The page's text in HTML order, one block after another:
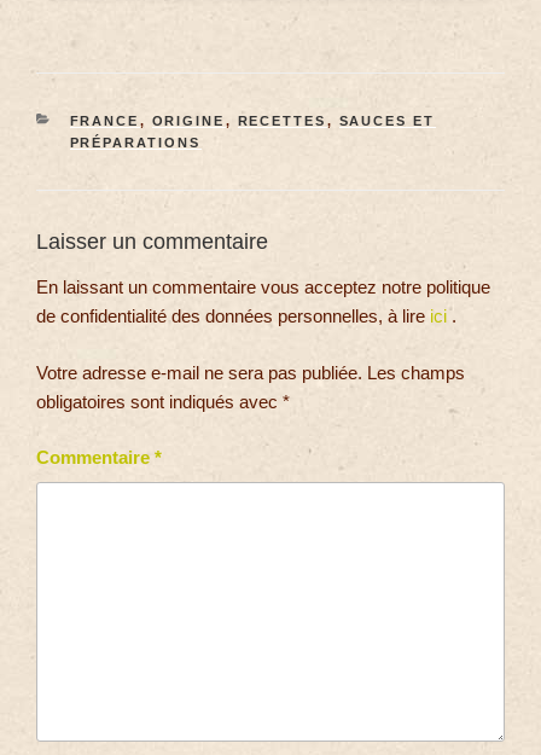
FRANCE , ORIGINE , RECETTES , SAUCES ET
PRÉPARATIONS
Laisser un commentaire
En laissant un commentaire vous acceptez notre politique
de confidentialité des données personnelles, à lire ici.
Votre adresse e-mail ne sera pas publiée. Les champs
obligatoires sont indiqués avec *
Commentaire *